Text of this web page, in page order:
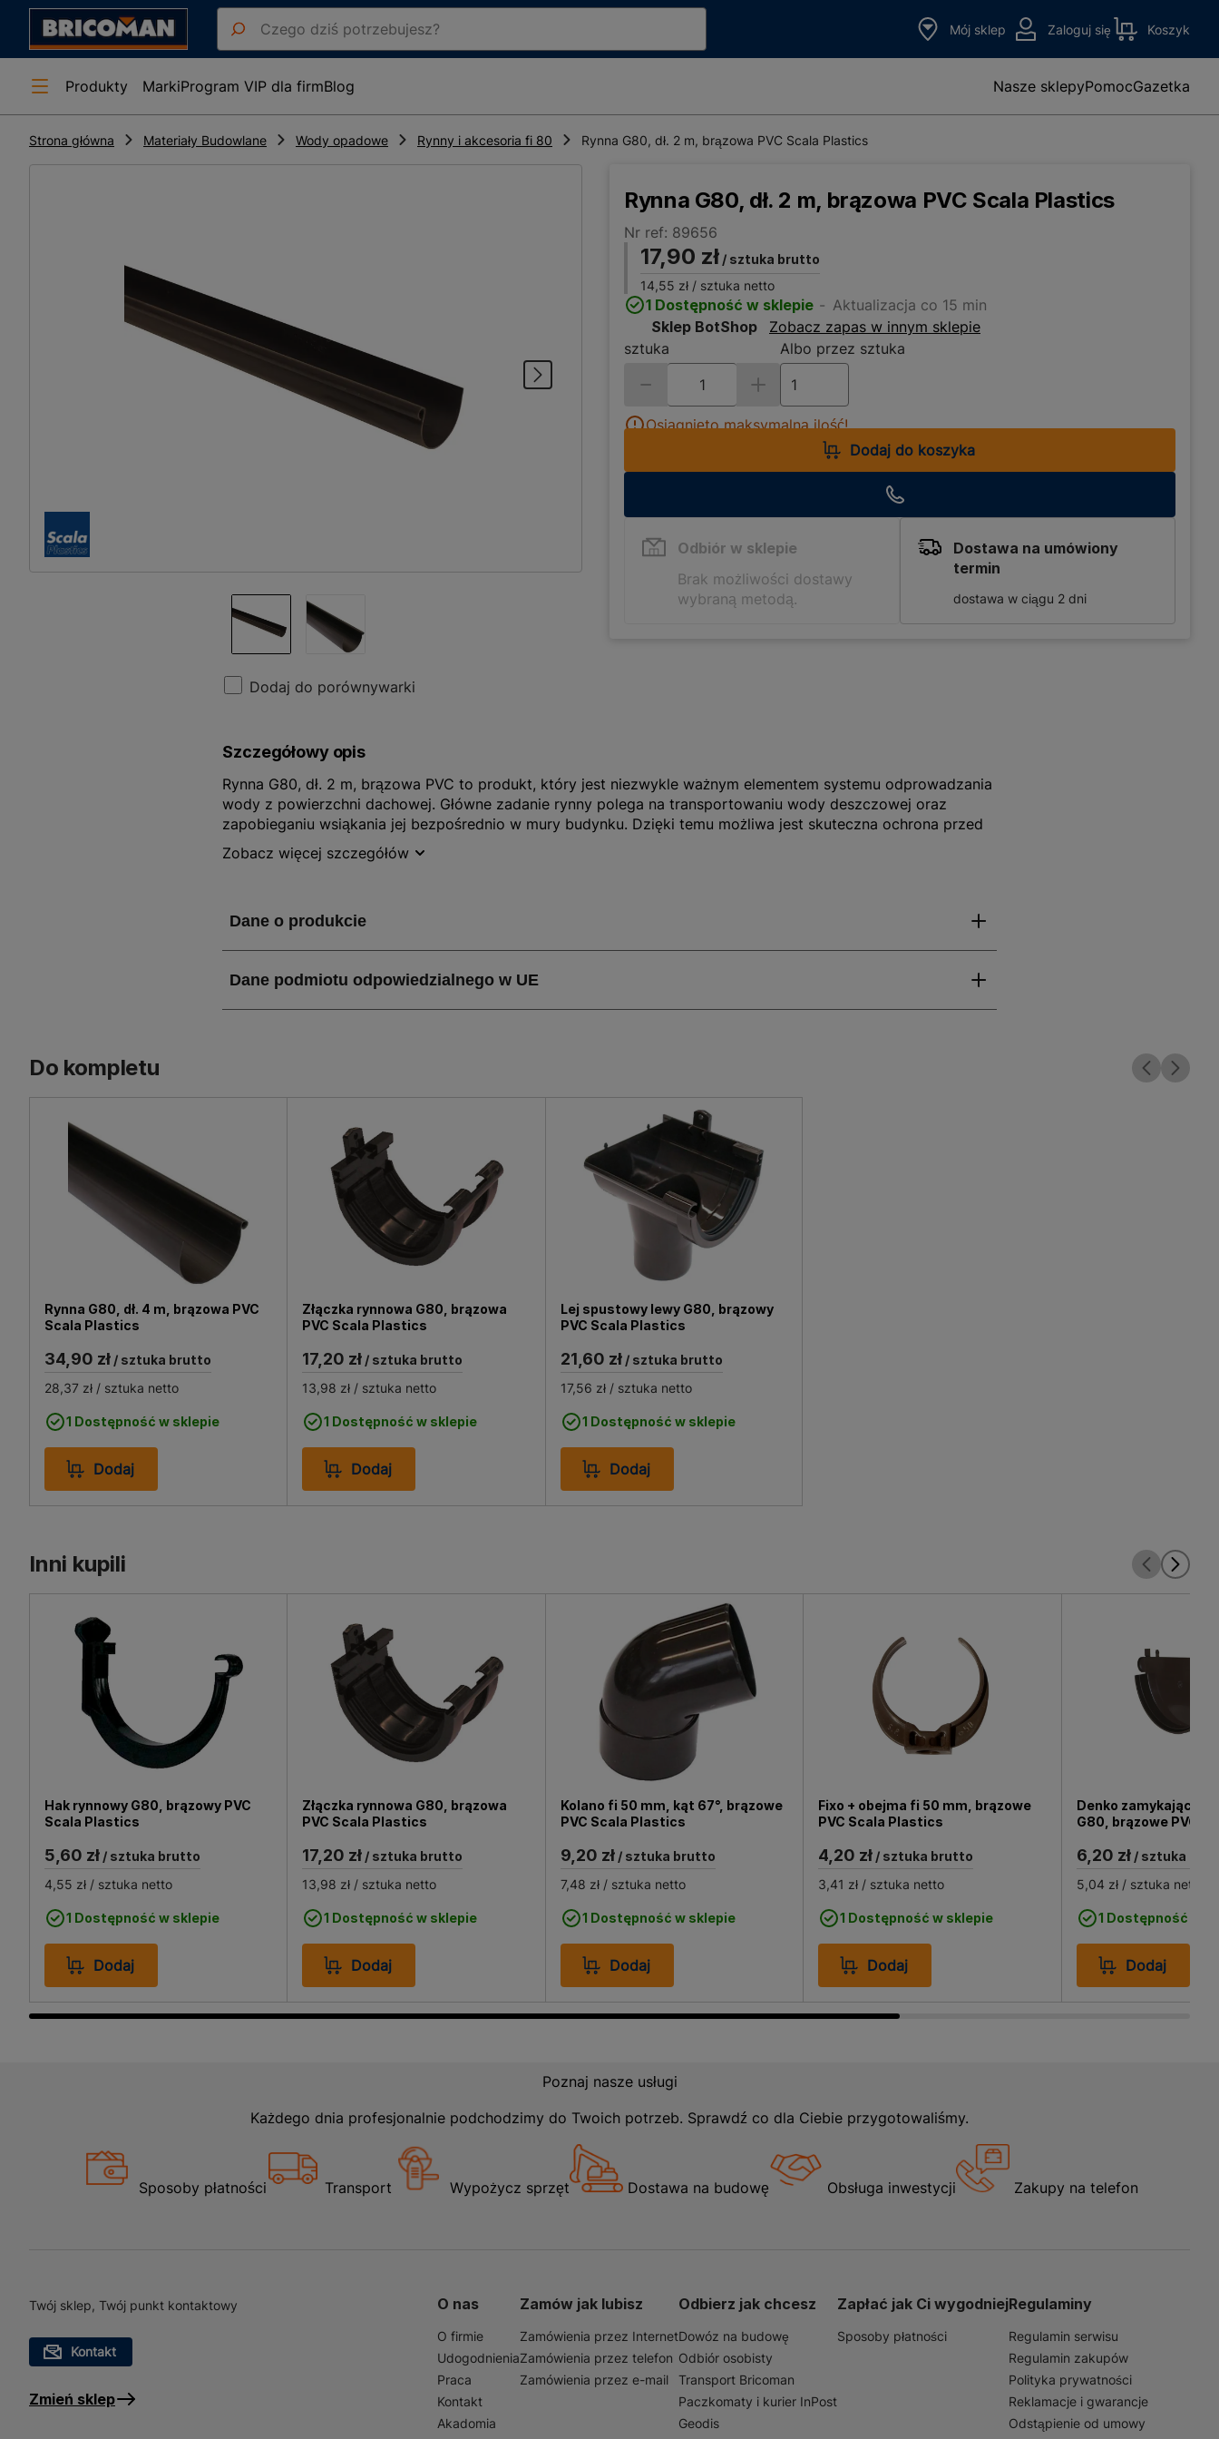
Mój sklep Zaloguj się Koszyk
Produkty MarkiProgram VIP dla firmBlog Nasze sklepyPomocGazetka
Strona główna Materiały Budowlane Wody opadowe Rynny i akcesoria fi 80 Rynna G80, dł. 2 m, brązowa PVC Scala Plastics
Dodaj do porównywarki
Rynna G80, dł. 2 m, brązowa PVC Scala Plastics
Nr ref: 89656
17,90 zł / sztuka brutto
14,55 zł / sztuka netto
1 Dostępność w sklepie
Aktualizacja co 15 min
Sklep BotShop
Zobacz zapas w innym sklepie
sztuka
Albo przez sztuka
Osiągnięto maksymalną ilość!
Dodaj do koszyka
Odbiór w sklepie
Brak możliwości dostawy
wybraną metodą.
Dostawa na umówiony
termin
dostawa w ciągu 2 dni
Szczegółowy opis
Rynna G80, dł. 2 m, brązowa PVC to produkt, który jest niezwykle ważnym elementem systemu odprowadzania
wody z powierzchni dachowej. Główne zadanie rynny polega na transportowaniu wody deszczowej oraz
zapobieganiu wsiąkania jej bezpośrednio w mury budynku. Dzięki temu możliwa jest skuteczna ochrona przed
uszkodzeniem ścian. Rynna G80, dł. 2 m, brązowa PVC charakteryzuje się dużą odpornością na kontakt z wodą,
a co więcej przez długi czas zachowuje swoje wyjątkowe właściwości.
Rynna będzie służyć przez wiele lat bez konieczności napraw lub wymian.
ważne, dyskretna barwa to również gwarancja wpasowania się w stylistykę niemal wszystkich elementów
Zobacz więcej szczegółów
Do kompletu
Rynna G80, dł. 4 m, brązowa PVC
Scala Plastics
34,90 zł / sztuka brutto
28,37 zł / sztuka netto
1 Dostępność w sklepie
Dodaj
Złączka rynnowa G80, brązowa
PVC Scala Plastics
17,20 zł / sztuka brutto
13,98 zł / sztuka netto
1 Dostępność w sklepie
Dodaj
Lej spustowy lewy G80, brązowy
PVC Scala Plastics
21,60 zł/ sztuka brutto
17,56 zł/ sztuka netto
1 Dostępność w sklepie
Dodaj
Inni kupili
Hak rynnowy G80, brązowy PVC
Scala Plastics
5,60 zł / sztuka brutto
4,55 zł / sztuka netto
1 Dostępność w sklepie
Dodaj
Złączka rynnowa G80, brązowa
PVC Scala Plastics
17,20 zł / sztuka brutto
13,98 zł / sztuka netto
1 Dostępność w sklepie
Dodaj
Kolano fi 50 mm, kąt 67°, brązowe
PVC Scala Plastics
9,20 zł/ sztuka brutto
7,48 zł/ sztuka netto
1 Dostępność w sklepie
Dodaj
Fixo + obejma fi 50 mm, brązowe
PVC Scala Plastics
4,20 zł / sztuka brutto
3,41 zł / sztuka netto
1 Dostępność w sklepie
Dodaj
Denko zamykające
G80, brązowe PVC
6,20 zł/ sztuka
5,04 zł/ sztuka netto
1 Dostępność w
Dodaj
Poznaj nasze usługi
Każdego dnia profesjonalnie podchodzimy do Twoich potrzeb. Sprawdź co dla Ciebie przygotowaliśmy.
Sposoby płatności Transport Wypożycz sprzęt Dostawa na budowę Obsługa inwestycji Zakupy na telefon
Twój sklep, Twój punkt kontaktowy
Kontakt
Zmień sklep
O nas
O firmie
Udogodnienia
Praca
Kontakt
Akadomia
Zamów jak lubisz
Zamówienia przez Internet
Zamówienia przez telefon
Zamówienia przez e-mail
Odbierz jak chcesz
Dowóz na budowę
Odbiór osobisty
Transport Bricoman
Paczkomaty i kurier InPost
Geodis
Zapłać jak Ci wygodniej
Sposoby płatności
Regulaminy
Regulamin serwisu
Regulamin zakupów
Polityka prywatności
Reklamacje i gwarancje
Odstąpienie od umowy